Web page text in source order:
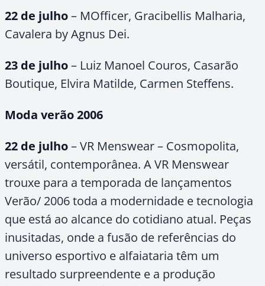
22 de julho– MOfficer, Gracibellis Malharia,
Cavalera by Agnus Dei.
23 de julho– Luiz Manoel Couros, Casarão
Boutique, Elvira Matilde, Carmen Steffens.
Moda verão 2006
22 de julho– VR Menswear – Cosmopolita,
versátil, contemporânea. A VR Menswear
trouxe para a temporada de lançamentos
Verão/ 2006 toda a modernidade e tecnologia
que está ao alcance do cotidiano atual. Peças
inusitadas, onde a fusão de referências do
universo esportivo e alfaiataria têm um
resultado surpreendente e a produção